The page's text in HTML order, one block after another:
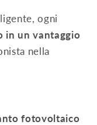
ogni
in un vantaggio
nella
fotovoltaico